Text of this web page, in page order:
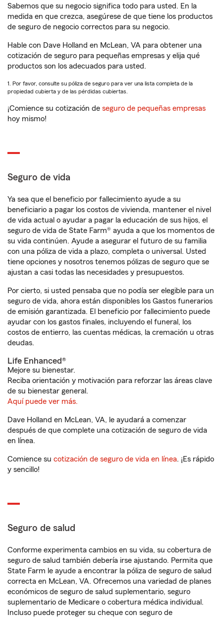
Sabemos que su negocio significa todo para usted. En la
medida en que crezca, asegúrese de que tiene los productos
de seguro de negocio correctos para su negocio.
Hable con Dave Holland en McLean, VA para obtener una
cotización de seguro para pequeñas empresas y elija qué
productos son los adecuados para usted.
1. Por favor, consulte su póliza de seguro para ver una lista completa de la
propiedad cubierta y de las pérdidas cubiertas.
¡Comience su cotización de seguro de pequeñas empresas
hoy mismo!
Seguro de vida
Ya sea que el beneficio por fallecimiento ayude a su
beneficiario a pagar los costos de vivienda, mantener el nivel
de vida actual o ayudar a pagar la educación de sus hijos, el
seguro de vida de State Farm® ayuda a que los momentos de
su vida continúen. Ayude a asegurar el futuro de su familia
con una póliza de vida a plazo, completa o universal. Usted
tiene opciones y nosotros tenemos pólizas de seguro que se
ajustan a casi todas las necesidades y presupuestos.
Por cierto, si usted pensaba que no podía ser elegible para un
seguro de vida, ahora están disponibles los Gastos funerarios
de emisión garantizada. El beneficio por fallecimiento puede
ayudar con los gastos finales, incluyendo el funeral, los
costos de entierro, las cuentas médicas, la cremación u otras
deudas.
Life Enhanced®
Mejore su bienestar.
Reciba orientación y motivación para reforzar las áreas clave
de su bienestar general.
Aquí puede ver más.
Dave Holland en McLean, VA, le ayudará a comenzar
después de que complete una cotización de seguro de vida
en línea.
Comience su cotización de seguro de vida en línea. ¡Es rápido
y sencillo!
Seguro de salud
Conforme experimenta cambios en su vida, su cobertura de
seguro de salud también debería irse ajustando. Permita que
State Farm le ayude a encontrar la póliza de seguro de salud
correcta en McLean, VA. Ofrecemos una variedad de planes
económicos de seguro de salud suplementario, seguro
suplementario de Medicare o cobertura médica individual.
Incluso puede proteger su cheque con seguro de